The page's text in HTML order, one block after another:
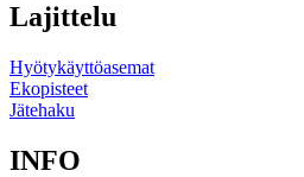
Lajittelu
Hyötykäyttöasemat
Ekopisteet
Jätehaku
INFO